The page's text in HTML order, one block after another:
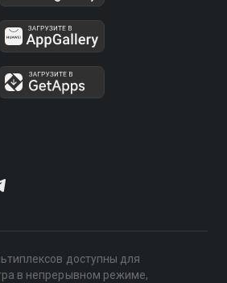
доступны для
в непрерывном режиме,